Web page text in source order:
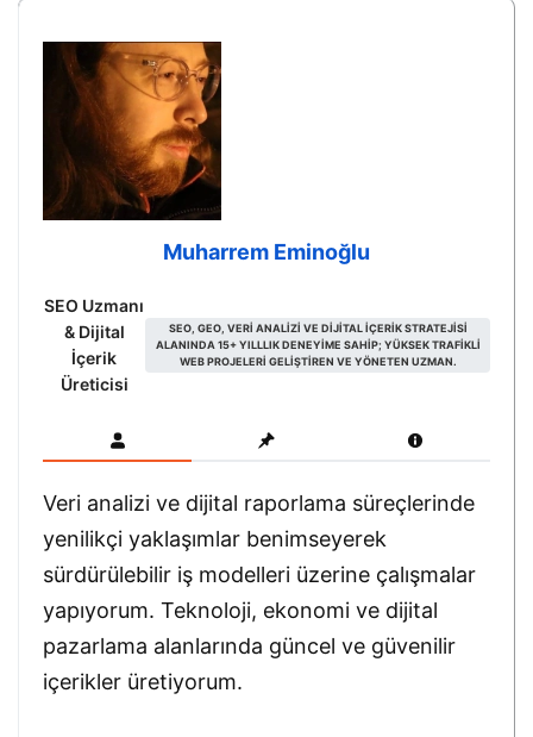
Muharrem Eminoğlu
SEO Uzmanı
& Dijital
İçerik
Üreticisi
SEO, GEO, VERI ANALIZI VE DIJITAL IÇERIK STRATEJISI
ALANINDA 15+ YILLLIK DENEYIME SAHIP; YÜKSEK TRAFIKLI
WEB PROJELERI GELIŞTIREN VE YÖNETEN UZMAN.
Veri analizi ve dijital raporlama süreçlerinde
yenilikçi yaklaşımlar benimseyerek
sürdürülebilir iş modelleri üzerine çalışmalar
yapıyorum. Teknoloji, ekonomi ve dijital
pazarlama alanlarında güncel ve güvenilir
içerikler üretiyorum.